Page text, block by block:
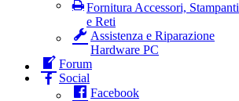
Fornitura Accessori, Stampanti
e Reti
Assistenza e Riparazione
Hardware PC
Forum
Social
Facebook